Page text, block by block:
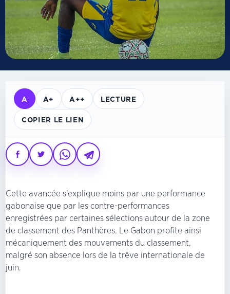
A A+ A++ LECTURE
COPIER LE LIEN
Cette avancée s’explique moins par une performance
gabonaise que par les contre-performances
enregistrées par certaines sélections autour de la zone
de classement des Panthères. Le Gabon profite ainsi
mécaniquement des mouvements du classement,
malgré son absence lors de la trêve internationale de
juin.